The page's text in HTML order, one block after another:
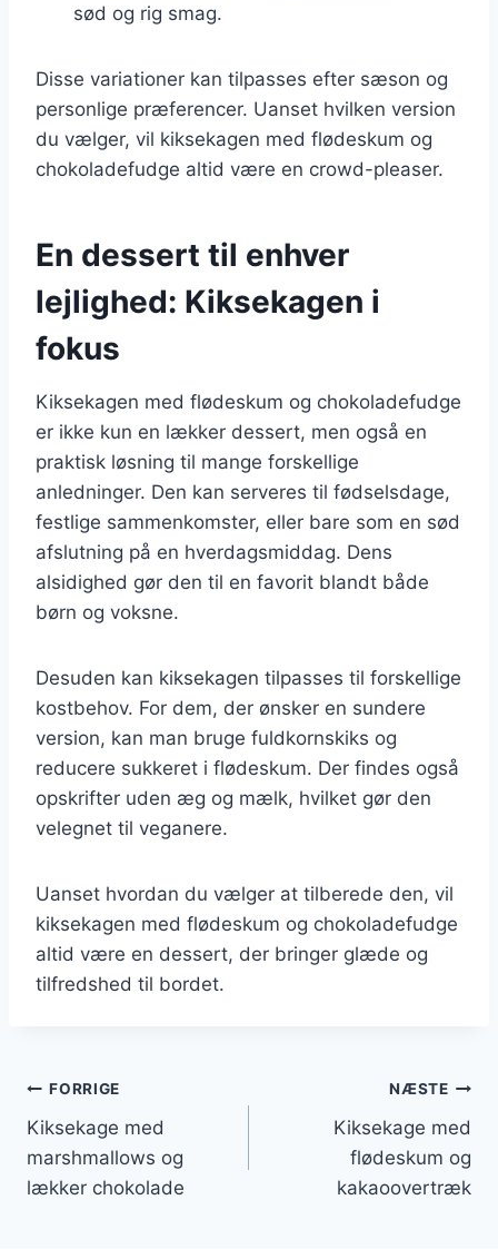
sød og rig smag.
Disse variationer kan tilpasses efter sæson og
personlige præferencer. Uanset hvilken version
du vælger, vil kiksekagen med flødeskum og
chokoladefudge altid være en crowd-pleaser.
En dessert til enhver
lejlighed: Kiksekagen i
fokus
Kiksekagen med flødeskum og chokoladefudge
er ikke kun en lækker dessert, men også en
praktisk løsning til mange forskellige
anledninger. Den kan serveres til fødselsdage,
festlige sammenkomster, eller bare som en sød
afslutning på en hverdagsmiddag. Dens
alsidighed gør den til en favorit blandt både
børn og voksne.
Desuden kan kiksekagen tilpasses til forskellige
kostbehov. For dem, der ønsker en sundere
version, kan man bruge fuldkornskiks og
reducere sukkeret i flødeskum. Der findes også
opskrifter uden æg og mælk, hvilket gør den
velegnet til veganere.
Uanset hvordan du vælger at tilberede den, vil
kiksekagen med flødeskum og chokoladefudge
altid være en dessert, der bringer glæde og
tilfredshed til bordet.
Indlægsnavigation
FORRIGE
Kiksekage med
marshmallows og
lækker chokolade
NÆSTE
Kiksekage med
flødeskum og
kakaoovertræk